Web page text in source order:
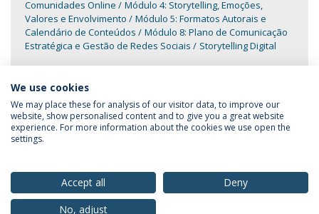
Comunidades Online
Módulo 4: Storytelling, Emoções,
Valores e Envolvimento
Módulo 5: Formatos Autorais e
Calendário de Conteúdos
Módulo 8: Plano de Comunicação
Estratégica e Gestão de Redes Sociais
Storytelling Digital
Privacy Policy
We use cookies
We may place these for analysis of our visitor data, to improve our
website, show personalised content and to give you a great website
experience. For more information about the cookies we use open the
settings.
Accept all
Deny
No, adjust